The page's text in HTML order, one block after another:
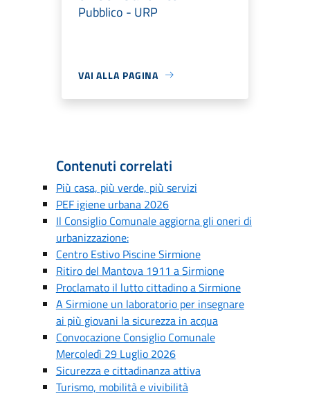
Pubblico - URP
VAI ALLA PAGINA
Contenuti correlati
Più casa, più verde, più servizi
PEF igiene urbana 2026
Il Consiglio Comunale aggiorna gli oneri di
urbanizzazione:
Centro Estivo Piscine Sirmione
Ritiro del Mantova 1911 a Sirmione
Proclamato il lutto cittadino a Sirmione
A Sirmione un laboratorio per insegnare
ai più giovani la sicurezza in acqua
Convocazione Consiglio Comunale
Mercoledì 29 Luglio 2026
Sicurezza e cittadinanza attiva
Turismo, mobilità e vivibilità